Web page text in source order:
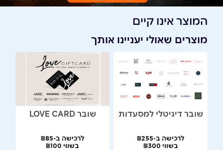
המוצר אינו קיים
מוצרים שאולי יעניינו אותך
שובר דיגיטלי למסעדות
לרכישה ב-₪255
בשווי ₪300
שובר LOVE CARD
לרכישה ב-₪85
בשווי ₪100